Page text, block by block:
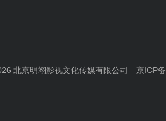
北京明翊影视文化传媒有限公司 京ICP